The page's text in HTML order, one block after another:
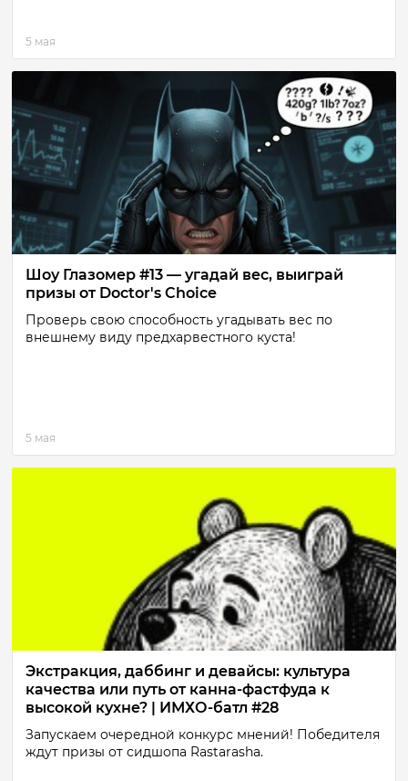
5 мая
Шоу Глазомер #13 — угадай вес, выиграй
призы от Doctor's Choice
Проверь свою способность угадывать вес по
внешнему виду предхарвестного куста!
5 мая
Экстракция, даббинг и девайсы: культура
качества или путь от канна-фастфуда к
высокой кухне? | ИМХО-батл #28
Запускаем очередной конкурс мнений! Победителя
ждут призы от сидшопа Rastarasha.